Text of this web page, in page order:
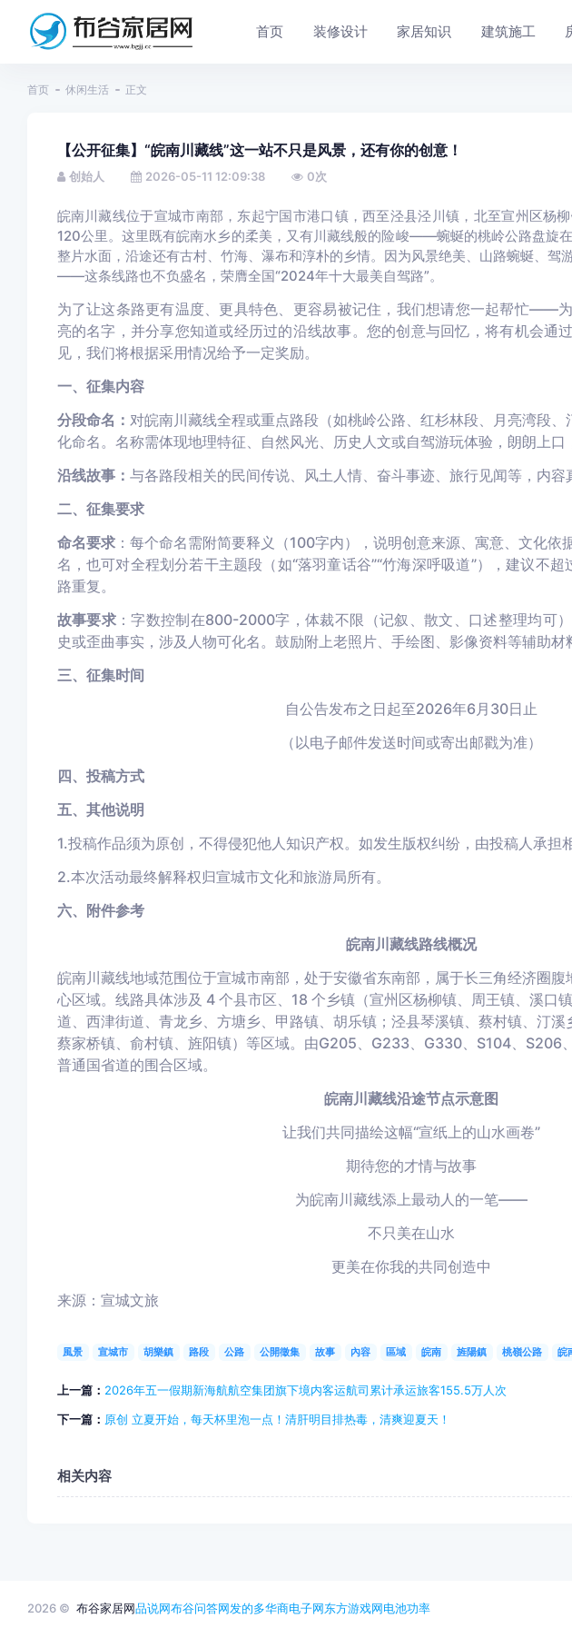
首页 装修设计 家居知识 建筑施工
首页 休闲生活 正文
【公开征集】“皖南川藏线”这一站不只是风景，还有你的创意！
创始人 2026-05-11 12:09:38 0次
皖南川藏线位于宣城市南部，东起宁国市港口镇，西至泾县泾川镇，北至宣州区杨
120公里。这里既有皖南水乡的柔美，又有川藏线般的险峻——蜿蜒的桃岭公路盘旋
整片水面，沿途还有古村、竹海、瀑布和淳朴的乡情。因为风景绝美、山路蜿蜒、驾
——这条线路也不负盛名，荣膺全国“2024年十大最美自驾路”。
为了让这条路更有温度、更具特色、更容易被记住，我们想请您一起帮忙——
亮的名字，并分享您知道或经历过的沿线故事。您的创意与回忆，将有机会通
见，我们将根据采用情况给予一定奖励。
一、征集内容
分段命名： 对皖南川藏线全程或重点路段（如桃岭公路、红杉林段、月亮湾段
化命名。名称需体现地理特征、自然风光、历史人文或自驾游玩体验，朗朗上口
沿线故事： 与各路段相关的民间传说、风土人情、 奋斗事迹、旅行见闻等，内容
二、征集要求
命名要求：每个命名需附简要释义（100字内），说明创意来源、寓意、文化依
名，也可对全程划分若干主题段（如“落羽童话谷”“竹海深呼吸道”），建议不
路重复。
故事要求：字数控制在800-2000字，体裁不限（记叙、散文、口述整理均可
史或歪曲事实，涉及人物可化名。鼓励附上老照片、手绘图、影像资料等辅助材
三、征集时间
自公告发布之日起至2026年6月30日止
（以电子邮件发送时间或寄出邮戳为准）
四、投稿方式
五、其他说明
1.投稿作品须为原创，不得侵犯他人知识产权。如发生版权纠纷，由投稿人承担
2.本次活动最终解释权归宣城市文化和旅游局所有。
六、附件参考
皖南川藏线路线概况
皖南川藏线地域范围位于宣城市南部，处于安徽省东南部，属于长三角经济圈腹
心区域。线路具体涉及 4 个县市区、18 个乡镇（宣州区杨柳镇、周王镇、溪口
道、西津街道、青龙乡、方塘乡、甲路镇、胡乐镇；泾县琴溪镇、蔡村镇、汀溪
蔡家桥镇、俞村镇、旌阳镇）等区域。由G205、G233、G330、S104、S206
普通国省道的围合区域。
皖南川藏线沿途节点示意图
让我们共同描绘这幅“宣纸上的山水画卷”
期待您的才情与故事
为皖南川藏线添上最动人的一笔——
不只美在山水
更美在你我的共同创造中
来源：宣城文旅
風景 宣城市 胡樂鎮 路段 公路 公開徵集 故事 內容 區域 皖南 旌陽鎮 桃嶺公路 皖
上一篇： 2026年五一假期新海航航空集团旗下境内客运航司累计承运旅客155.5万人次
下一篇： 原创 立夏开始，每天杯里泡一点！清肝明目排热毒，清爽迎夏天！
相关内容
2026 © 布谷家居网品说网布谷问答网发的多华商电子网东方游戏网电池功率